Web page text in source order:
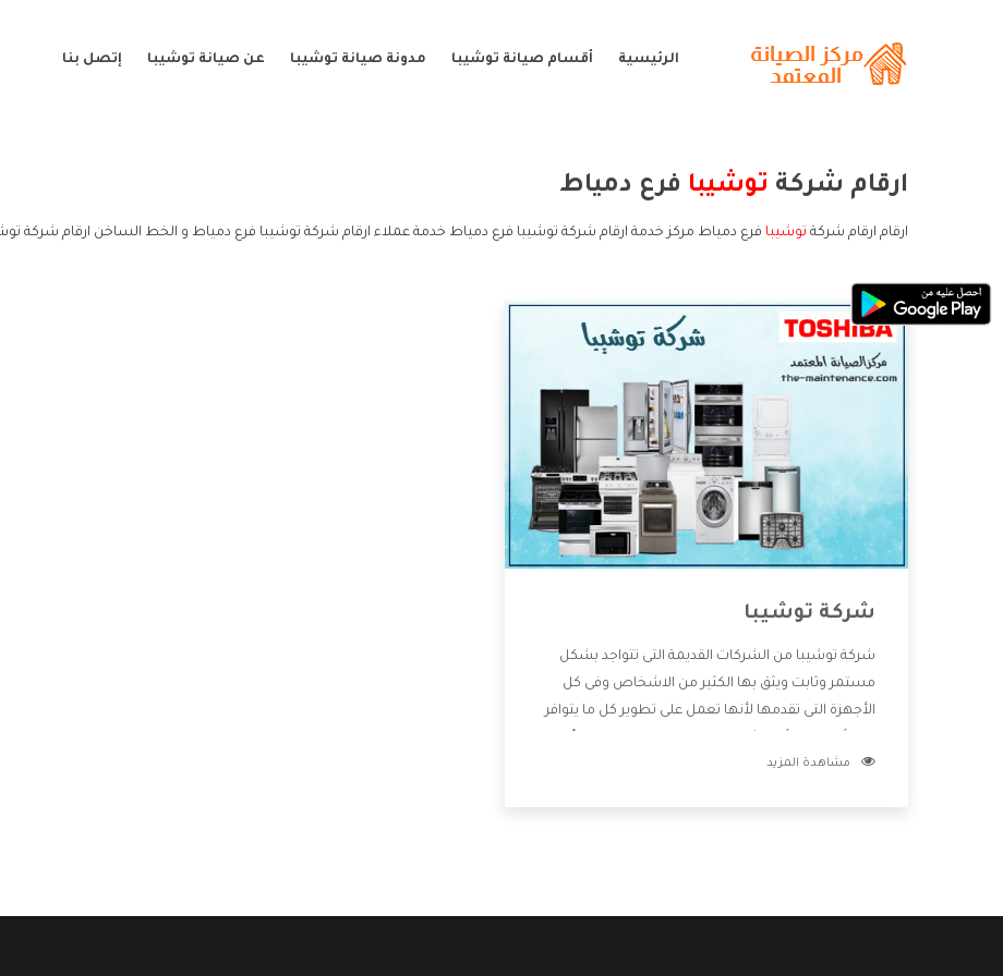
الرئيسية أقسام صيانة توشيبا مدونة صيانة توشيبا عن صيانة توشيبا إتصل بنا
ارقام شركة توشيبا فرع دمياط
ارقام ارقام شركة توشيبا فرع دمياط مركز خدمة ارقام شركة توشيبا فرع دمياط خدمة عملاء ارقام شركة توشيبا فرع دمياط و الخط الساخن ارقام شركة
شركة توشيبا
شركة توشيبا من الشركات القديمة التى تتواجد بشكل
مستمر وثابت ويثق بها الكثير من الاشخاص وفى كل
الأجهزة التى تقدمها لأنها تعمل على تطوير كل ما يتوافر
خدمات ما بعد البيع مع المنتجات وتقدم للعملاء أقوى
مشاهدة المزيد